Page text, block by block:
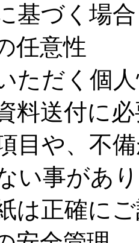
基づく場合
任意性
ただく個
料送付に
目や、不
い事があ
は正確に